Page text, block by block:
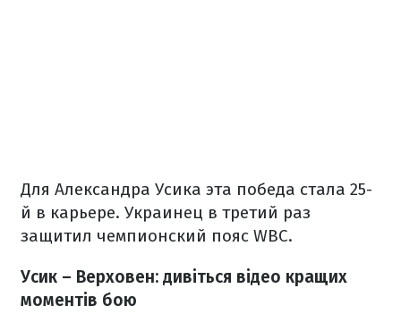
Для Александра Усика эта победа стала 25-
й в карьере. Украинец в третий раз
защитил чемпионский пояс WBC.
Усик – Верховен: дивіться відео кращих
моментів бою